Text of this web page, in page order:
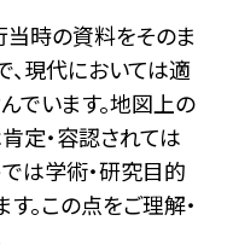
当時の資料をそのま
、現代においては適
でいます。地図上の
定・容認されては
は学術・研究目的
。この点をご理解・